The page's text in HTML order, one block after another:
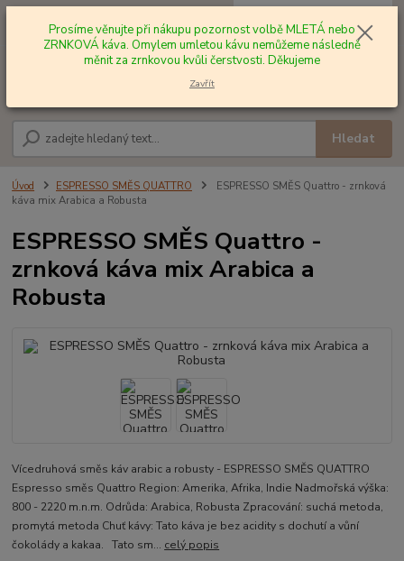
Hledat
+420 602 577 209 za0,00 Kč
Úvod ESPRESSO SMĚS QUATTRO
ESPRESSO SMĚS Quattro - zrnková
káva mix Arabica a Robusta
ESPRESSO SMĚS Quattro -
zrnková káva mix Arabica a
Robusta
Vícedruhová směs káv arabic a robusty - ESPRESSO SMĚS QUATTRO
Espresso směs Quattro Region: Amerika, Afrika, Indie Nadmořská výška:
800 - 2220 m.n.m. Odrůda: Arabica, Robusta Zpracování: suchá metoda,
promytá metoda Chuť kávy: Tato káva je bez acidity s dochutí a vůní
čokolády a kakaa. Tato sm... celý popis
Prosíme věnujte při nákupu pozornost volbě MLETÁ nebo
ZRNKOVÁ káva. Omylem umletou kávu nemůžeme následně
měnit za zrnkovou kvůli čerstvosti. Děkujeme
Zavřít